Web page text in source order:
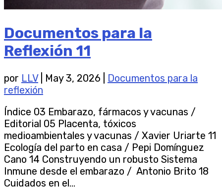
Documentos para la
Reflexión 11
por LLV| May 3, 2026
Documentos para la
reflexión
Índice 03 Embarazo, fármacos y vacunas /
Editorial 05 Placenta, tóxicos
medioambientales y vacunas / Xavier Uriarte 11
Ecología del parto en casa / Pepi Domínguez
Cano 14 Construyendo un robusto Sistema
Inmune desde el embarazo / Antonio Brito 18
Cuidados en el...